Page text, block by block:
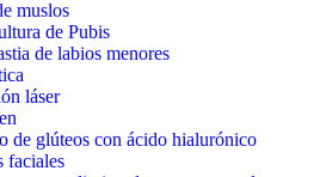
muslos
de Pubis
de labios menores
láser
de glúteos con ácido hialurónico
faciales